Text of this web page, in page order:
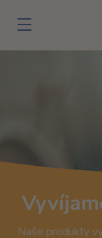
Naše produkty